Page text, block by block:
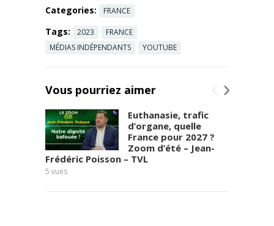
Categories: FRANCE
Tags: 2023
FRANCE
MÉDIAS INDÉPENDANTS
YOUTUBE
Vous pourriez aimer
Euthanasie, trafic
d’organe, quelle
France pour 2027 ?
Zoom d’été – Jean-
Frédéric Poisson – TVL
5 vues